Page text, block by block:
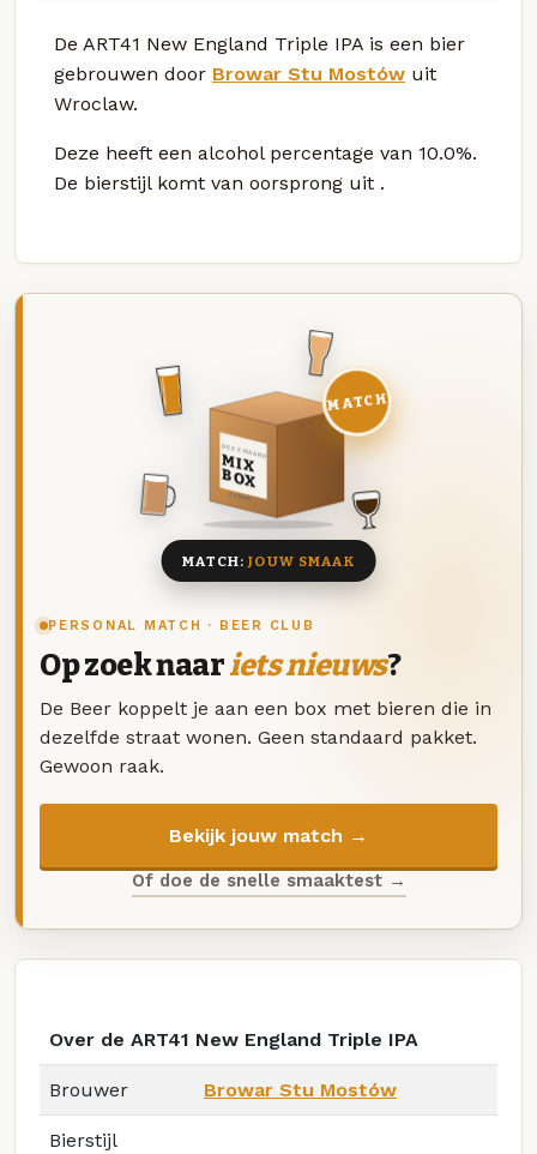
De ART41 New England Triple IPA is een bier
gebrouwen door Browar Stu Mostów uit
Wroclaw.
Deze heeft een alcohol percentage van 10.0%.
De bierstijl komt van oorsprong uit .
PERSONAL MATCH · BEER CLUB
Op zoek naariets nieuws?
De Beer koppelt je aan een box met bieren die in
dezelfde straat wonen. Geen standaard pakket.
Gewoon raak.
Bekijk jouw match →
Of doe de snelle smaaktest →
DEZE MAAND
MIX
BOX
8 BIEREN
MATCH
MATCH:JOUW SMAAK
Over de ART41 New England Triple IPA
Brouwer Browar Stu Mostów
Bierstijl